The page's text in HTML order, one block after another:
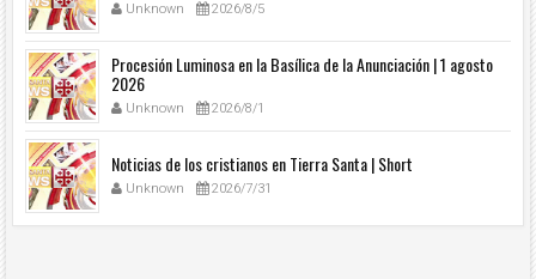
Unknown 2026/8/5
Procesión Luminosa en la Basílica de la Anunciación | 1 agosto
2026
Unknown 2026/8/1
Noticias de los cristianos en Tierra Santa | Short
Unknown 2026/7/31